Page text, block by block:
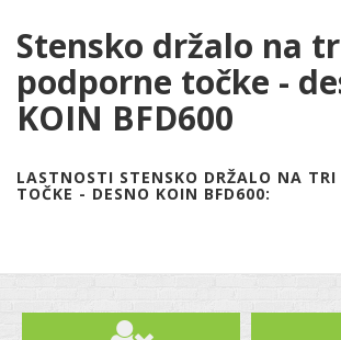
Stensko držalo na
podporne točke -
KOIN BFD600
LASTNOSTI STENSKO DRŽALO NA TRI
TOČKE - DESNO KOIN BFD600: